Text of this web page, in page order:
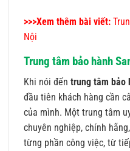
>>>Xem thêm bài viết:
Nội
Trung tâm bảo hành
Khi nói đến trung tâm bảo
đầu tiên khách hàng cần
của mình. Một trung tâm
chuyên nghiệp, chính
từng phần công việc, từ